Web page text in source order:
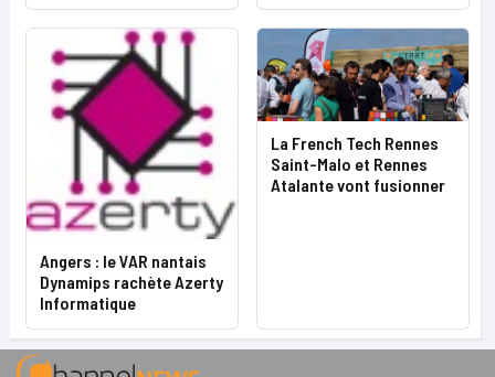
Angers : le VAR nantais
Dynamips rachète Azerty
Informatique
La French Tech Rennes
Saint-Malo et Rennes
Atalante vont fusionner